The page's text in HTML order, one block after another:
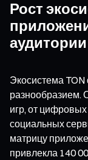
Рост
аудитории
Экосистема
разнообразием.
игр, от
социальных
матрицу
привлекла 140